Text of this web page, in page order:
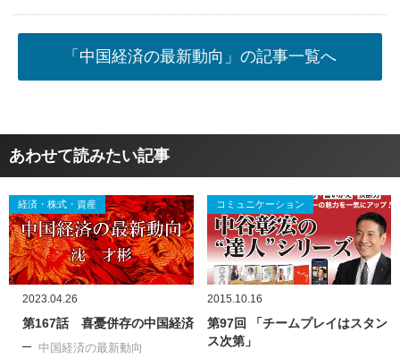
「中国経済の最新動向」の記事一覧へ
あわせて読みたい記事
経済・株式・資産
2023.04.26
第167話 喜憂併存の中国経済
中国経済の最新動向
コミュニケーション
2015.10.16
第97回 「チームプレイはスタン
ス次第」